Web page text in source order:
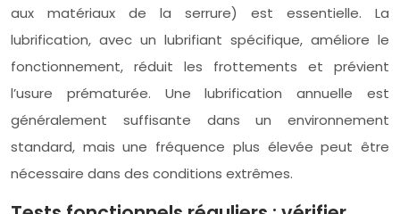
aux matériaux de la serrure) est essentielle. La
lubrification, avec un lubrifiant spécifique, améliore le
fonctionnement, réduit les frottements et prévient
l’usure prématurée. Une lubrification annuelle est
généralement suffisante dans un environnement
standard, mais une fréquence plus élevée peut être
nécessaire dans des conditions extrêmes.